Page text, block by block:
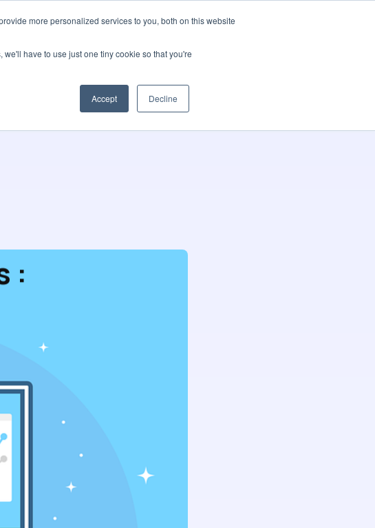
more personalized services to you, both on this website
have to use just one tiny cookie so that you're
Accept Decline
À propos Blog Language
: